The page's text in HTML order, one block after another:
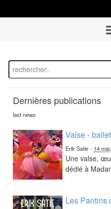
Dernières publications
last news
Valse - ballet
Erik Satie - 14 mai
Une valse,
dédié à
Les Pantins